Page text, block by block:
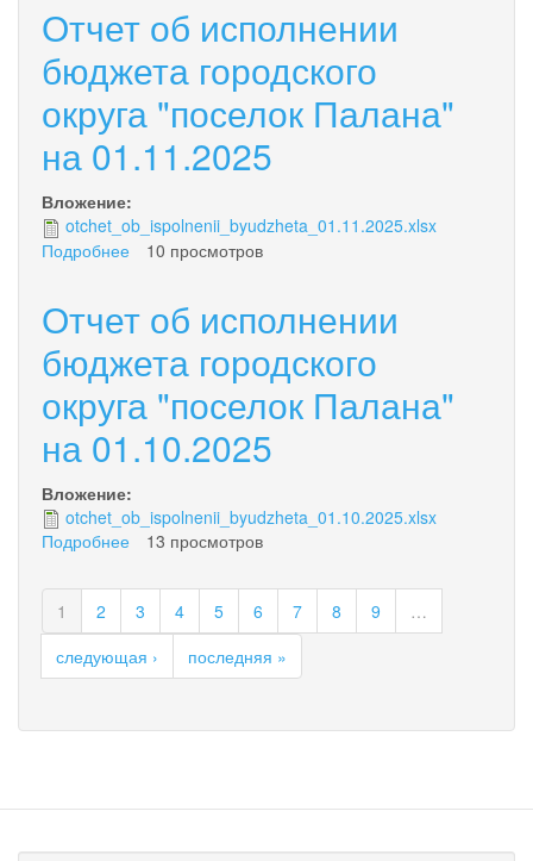
исполнении
городского
округа
"поселок
Палана"
на
01.12.2025
Отчет об исполнении
бюджета городского
округа "поселок Палана"
на 01.11.2025
Вложение:
otchet_ob_ispolnenii_byudzheta_01.11.2025.xlsx
Подробнее
исполнении
городского
округа
"поселок
Палана"
на
01.11.2025
10 просмотров
Отчет об исполнении
бюджета городского
округа "поселок Палана"
на 01.10.2025
Вложение:
otchet_ob_ispolnenii_byudzheta_01.10.2025.xlsx
Подробнее
об
исполнении
бюджета
городского
округа
Палана"
13 просмотров
1 2 3 4 5 6 7 8 9
…
следующая ›
последняя »